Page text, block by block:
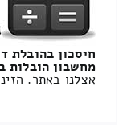
חיסכון בהובלת
מחשבון הובלות
אצלנו באתר.